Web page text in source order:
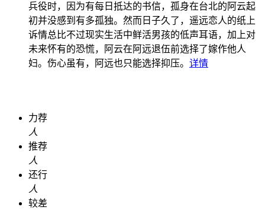
兵役时，因为有每日抵达的书信，孤身在台北的阿云起
初并没感到有多孤独。然而日子久了，遥远恋人的纸上
诉情总比不过现实生活中鲜活男孩的低声耳语，加上对
未来怀有的恐慌，阿云在阿远退伍前选择了嫁作他人
妇。伤心虽有，阿远也只能选择抑压。 详情
力荐
人
推荐
人
还行
人
较差